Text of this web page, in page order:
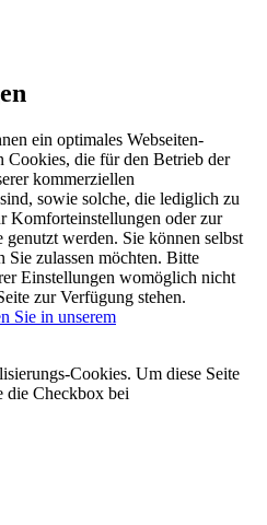
ein optimales Webseiten-
Cookies, die für den Betrieb der
kommerziellen
sowie solche, die lediglich zu
Komforteinstellungen oder zur
werden. Sie können selbst
Sie zulassen möchten. Bitte
Einstellungen womöglich nicht
zur Verfügung stehen.
Sie in unserem
Cookies. Um diese Seite
die Checkbox bei